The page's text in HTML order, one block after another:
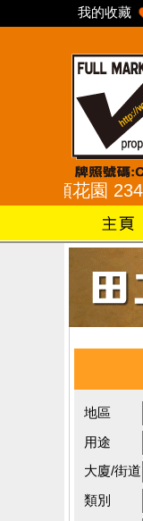
我的收藏
采頣花園
地區
用途
大廈/街道
類別